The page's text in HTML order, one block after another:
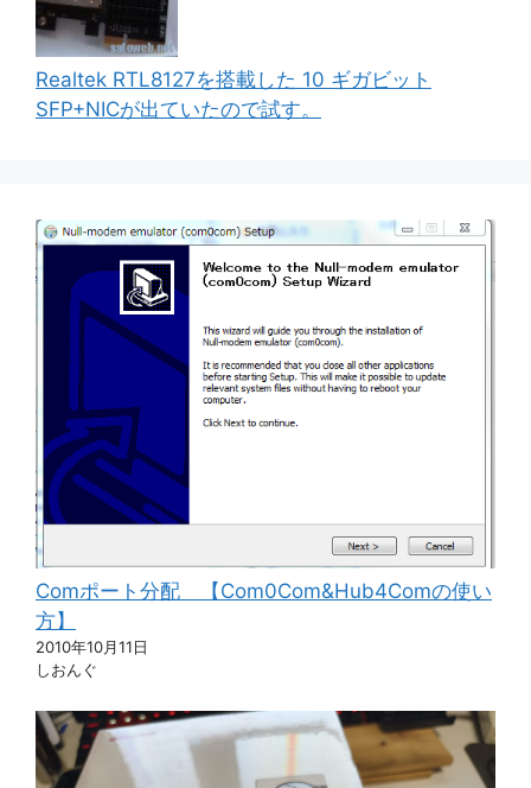
Realtek RTL8127を搭載した 10 ギガビット
SFP+NICが出ていたので試す。
Comポート分配 【Com0Com&Hub4Comの使い
方】
2010年10月11日
しおんぐ